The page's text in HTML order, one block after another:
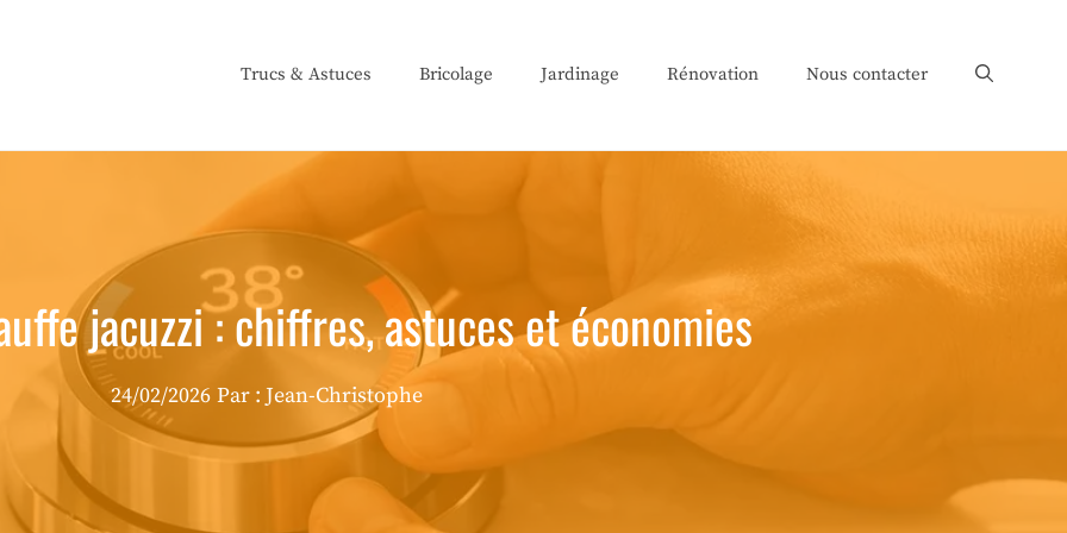
Trucs & Astuces Bricolage Jardinage Rénovation Nous contacter
jacuzzi : chiffres, astuces et économies
24/02/2026 Par : Jean-Christophe